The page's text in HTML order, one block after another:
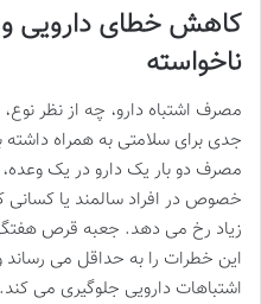
کاهش خطای دارویی
ناخواسته
مصرف اشتباه دارو، چه از نظر
جدی برای سلامتی به همراه داشته
مصرف دو بار یک دارو در یک
خصوص در افراد سالمند یا
زیاد رخ می دهد. جعبه قرص
این خطرات را به حداقل می رساند
اشتباهات دارویی جلوگیری می کند.